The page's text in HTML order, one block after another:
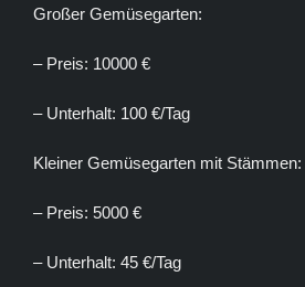
Großer Gemüsegarten:
– Preis: 10000 €
– Unterhalt: 100 €/Tag
Kleiner Gemüsegarten mit Stämmen:
– Preis: 5000 €
– Unterhalt: 45 €/Tag